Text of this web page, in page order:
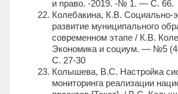
и право. -2019. -№ 1. — С. 66.
Колебакина, К.В. Социально-
развитие муниципального
современном этапе / К.В.
Экономика и социум. — №5
С. 27-30
Колышева, В.С. Настройка
мониторинга реализации